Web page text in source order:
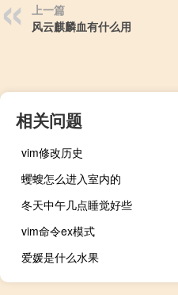
上一篇
风云麒麟血有什么用
相关问题
vim修改历史
蠼螋怎么进入室内的
冬天中午几点睡觉好些
vim命令ex模式
爱媛是什么水果